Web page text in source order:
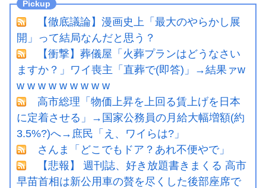
【徹底議論】漫画史上「最大のやらかし展
開」って結局なんだと思う？
【衝撃】葬儀屋「火葬プランはどうなさい
ますか？」ワイ喪主「直葬で(即答)」→結果ァw
w w w w w w w w w
高市総理「物価上昇を上回る賃上げを日本
に定着させる」→国家公務員の月給大幅増額(約
3.5%?)へ→庶民「え、ワイらは?」
さんま「どこでもドア？あれ不便やで」
【悲報】 週刊誌、好き放題書きまくる 高市
早苗首相は新公用車の贅を尽くした後部座席で